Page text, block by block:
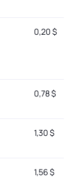
0,20 $
0,78 $
1,30 $
1,56 $